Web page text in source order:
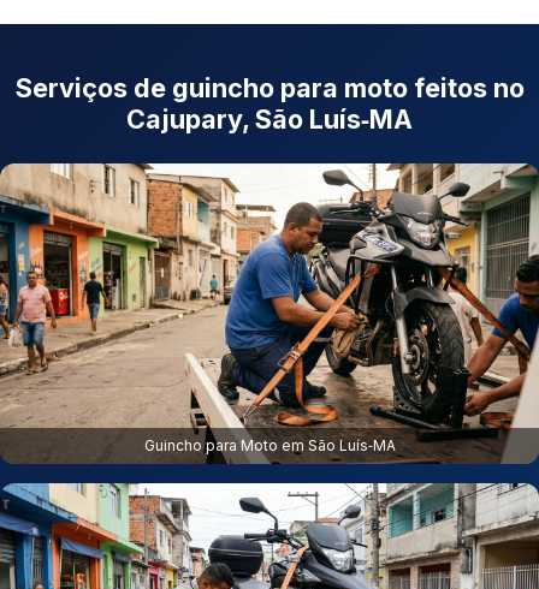
Serviços de guincho para moto feitos no
Cajupary, São Luís‑MA
Guincho para Moto em São Luís‑MA